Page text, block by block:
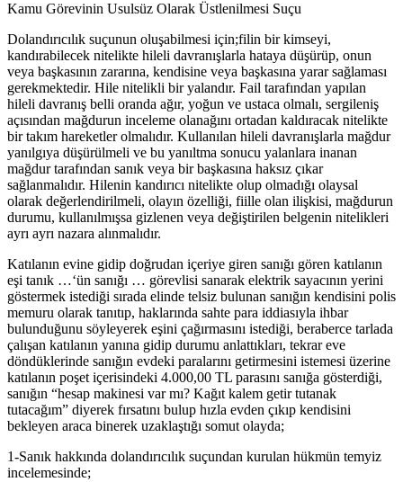
Kamu Görevinin Usulsüz Olarak Üstlenilmesi Suçu
Dolandırıcılık suçunun oluşabilmesi için;filin bir kimseyi,
kandırabilecek nitelikte hileli davranışlarla hataya düşürüp, onun
veya başkasının zararına, kendisine veya başkasına yarar sağlaması
gerekmektedir. Hile nitelikli bir yalandır. Fail tarafından yapılan
hileli davranış belli oranda ağır, yoğun ve ustaca olmalı, sergileniş
açısından mağdurun inceleme olanağını ortadan kaldıracak nitelikte
bir takım hareketler olmalıdır. Kullanılan hileli davranışlarla mağdur
yanılgıya düşürülmeli ve bu yanıltma sonucu yalanlara inanan
mağdur tarafından sanık veya bir başkasına haksız çıkar
sağlanmalıdır. Hilenin kandırıcı nitelikte olup olmadığı olaysal
olarak değerlendirilmeli, olayın özelliği, fiille olan ilişkisi, mağdurun
durumu, kullanılmışsa gizlenen veya değiştirilen belgenin nitelikleri
ayrı ayrı nazara alınmalıdır.
Katılanın evine gidip doğrudan içeriye giren sanığı gören katılanın
eşi tanık …‘ün sanığı … görevlisi sanarak elektrik sayacının yerini
göstermek istediği sırada elinde telsiz bulunan sanığın kendisini polis
memuru olarak tanıtıp, haklarında sahte para iddiasıyla ihbar
bulunduğunu söyleyerek eşini çağırmasını istediği, beraberce tarlada
çalışan katılanın yanına gidip durumu anlattıkları, tekrar eve
döndüklerinde sanığın evdeki paralarını getirmesini istemesi üzerine
katılanın poşet içerisindeki 4.000,00 TL parasını sanığa gösterdiği,
sanığın “hesap makinesi var mı? Kağıt kalem getir tutanak
tutacağım” diyerek fırsatını bulup hızla evden çıkıp kendisini
bekleyen araca binerek uzaklaştığı somut olayda;
1-Sanık hakkında dolandırıcılık suçundan kurulan hükmün temyiz
incelemesinde;